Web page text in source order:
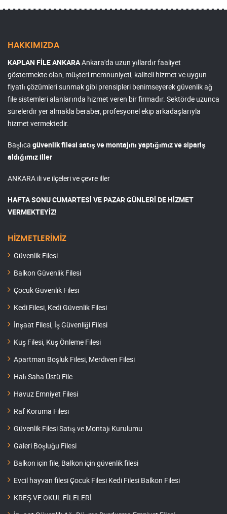
HAKKIMIZDA
KAPLAN FİLE ANKARAAnkara'da uzun yıllardır faaliyet
göstermekte olan, müşteri memnuniyeti, kaliteli hizmet ve uygun
fiyatlı çözümleri sunmak gibi prensipleri benimseyerek güvenlik ağ
file sistemleri alanlarında hizmet veren bir firmadır. Sektörde uzunca
sürelerdir yer almakla beraber, profesyonel ekip arkadaşlarıyla
hizmet vermektedir.
Başlıca güvenlik filesi satış ve montajını yaptığımız ve sipariş
aldığımız iller
ANKARA ili ve ilçeleri ve çevre iller
HAFTA SONU CUMARTESİ VE PAZAR GÜNLERİ DE HİZMET
VERMEKTEYİZ!
HİZMETLERİMİZ
Güvenlik Filesi
Balkon Güvenlik Filesi
Çocuk Güvenlik Filesi
Kedi Filesi, Kedi Güvenlik Filesi
İnşaat Filesi, İş Güvenliği Filesi
Kuş Filesi, Kuş Önleme Filesi
Apartman Boşluk Filesi, Merdiven Filesi
Halı Saha Üstü File
Havuz Emniyet Filesi
Raf Koruma Filesi
Güvenlik Filesi Satış ve Montajı Kurulumu
Galeri Boşluğu Filesi
Balkon için file, Balkon için güvenlik filesi
Evcil hayvan filesi Çocuk Filesi Kedi Filesi Balkon Filesi
KREŞ VE OKUL FİLELERİ